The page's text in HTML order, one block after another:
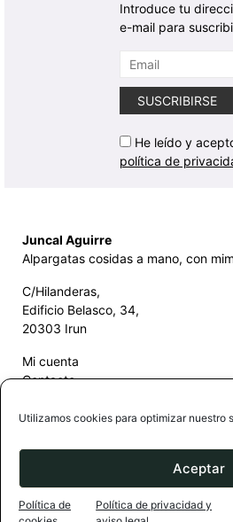
Utilizamos cookies para optimizar nuestro
Aceptar
Política de
Política de privacidad y
Introduce tu
e-mail para
He leído y
política de
Juncal Aguirre
Alpargatas cosidas a mano, con
C/Hilanderas,
Edificio Belasco, 34,
20303 Irun
Mi cuenta
Contacto
Términos y condiciones de compra
Política de cookies
Facebook